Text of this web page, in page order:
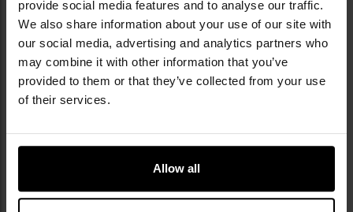
provide social media features and to analyse our traffic.
We also share information about your use of our site with
our social media, advertising and analytics partners who
may combine it with other information that you’ve
provided to them or that they’ve collected from your use
of their services.
Allow all
​Militaria.pl є офіційним дистриб’ютором
бренду Sabre.
Sabre Security Equipment Corporation —
американський бренд, який з 1975 року
спеціалізується на виробництві засобів
асортимент продуктів, таких як перцеві
балончики, електрошокери, персональні